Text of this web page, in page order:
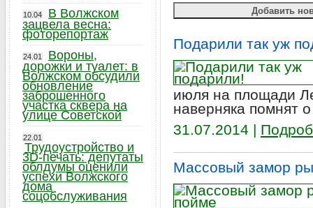
Подарили так уж
июля на площади
наверняка помнят
31.07.2014 |
Массовый замор
10.04
В Волжском
зацвела весна:
фоторепортаж
24.01
Вороны,
дорожки и туалет: в
Волжском обсудили
обновление
заброшенного
участка сквера на
улице Советской
22.01
Трудоустройство и
3D-печать: депутаты
облдумы оценили
успехи Волжского
дома
соцобслуживания